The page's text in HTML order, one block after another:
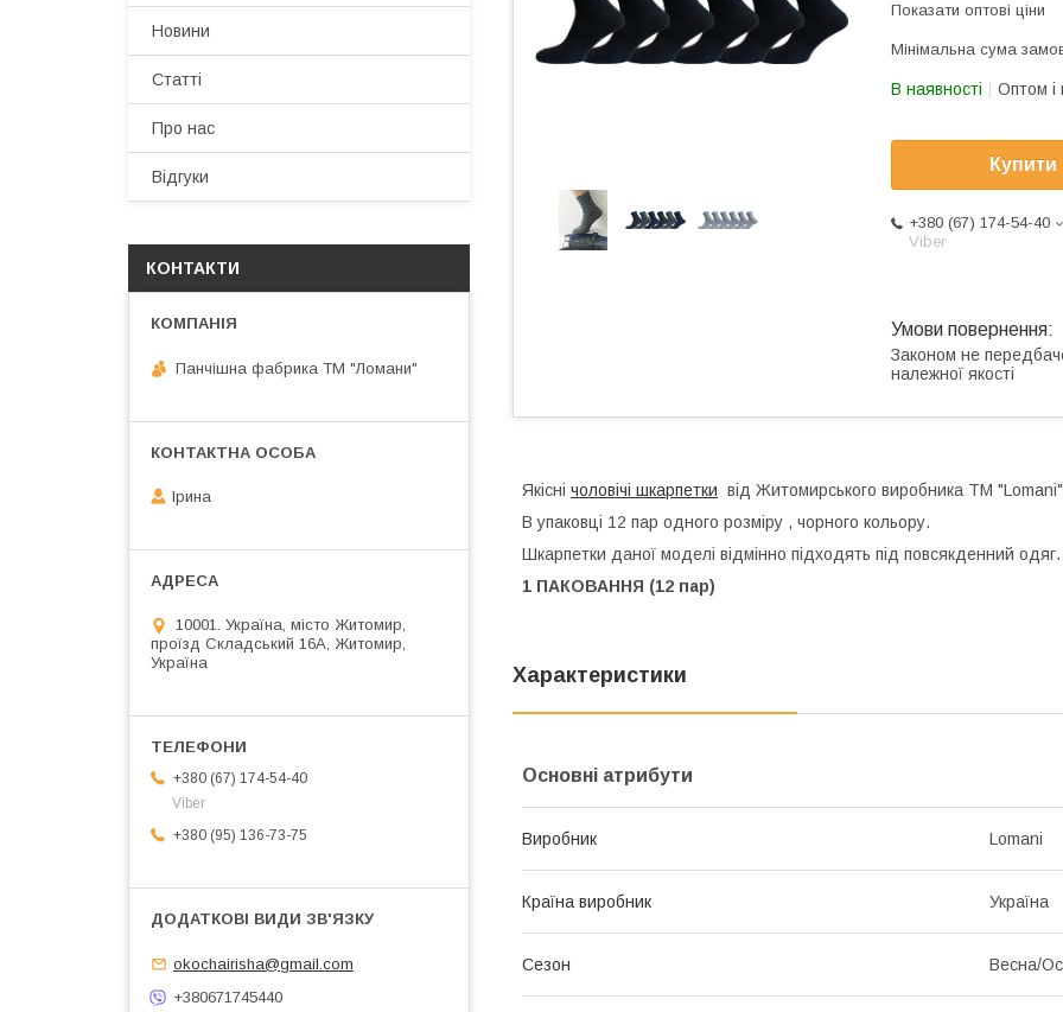
Показати оптові ціни
Мінімальна сума
В наявності Оптом і
Купити
+380 (67) 174-54-40
Viber
Законом не
належної якості
Якісні чоловічі шкарпетки від Житомирського виробника ТМ "Lomani"
В упаковці 12 пар одного розміру , чорного кольору.
Шкарпетки даної моделі відмінно підходять під повсякденний одяг.
1 ПАКОВАННЯ (12 пар)
Характеристики
Основні атрибути
Виробник Lomani
Країна виробник Україна
Сезон Весна/
Новини
Статті
Про нас
Відгуки
КОНТАКТИ
Панчішна фабрика ТМ "Ломани"
Ірина
10001. Україна, місто Житомир,
проїзд Складський 16А, Житомир,
Україна
+380 (67) 174-54-40
Viber
+380 (95) 136-73-75
okochairisha@gmail.com
+380671745440